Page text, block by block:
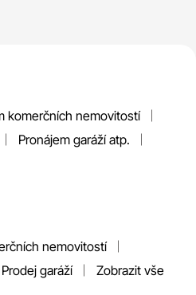
komerčních nemovitostí
Pronájem garáží atp.
nemovitostí
Prodej garáží Zobrazit vše